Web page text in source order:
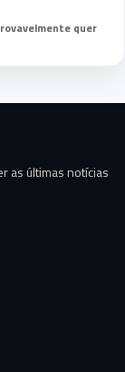
quer
as últimas notícias